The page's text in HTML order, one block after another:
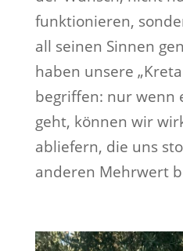
funktionieren,
all seinen Sinnen
haben unsere
begriffen: nur wenn
geht, können wir
abliefern, die uns
anderen Mehrwert